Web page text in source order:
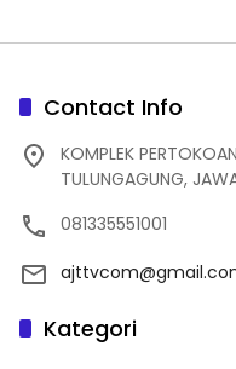
Contact Info
KOMPLEK
TULUNGAGUNG,
081335551001
Kategori